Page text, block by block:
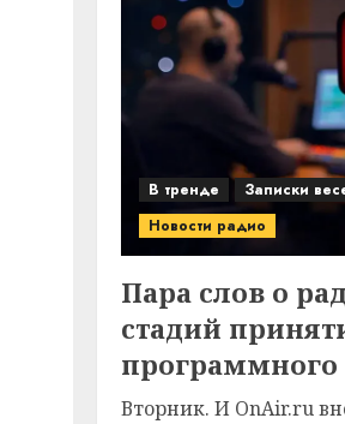
В тренде
Записки
Новости радио
Пара слов о
стадий
программного
Вторник. И OnAir.ru